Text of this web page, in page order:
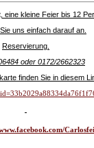
eine kleine Feier bis 12
uns einfach darauf an.
Reservierung.
oder 0172/2662323
finden Sie in diesem